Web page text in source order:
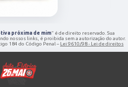
próxima de mim" é de direito reservado. Sua
nossos links, é proibida sem a autorização do autor.
184 do Código Penal – Lei 9610/98 - Lei de direitos